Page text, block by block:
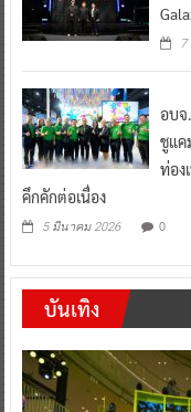
อบจ
ชูแค
ท่อง
คึกคักต่อเนื่อง
5 มีนาคม 2026 0
บันเทิง